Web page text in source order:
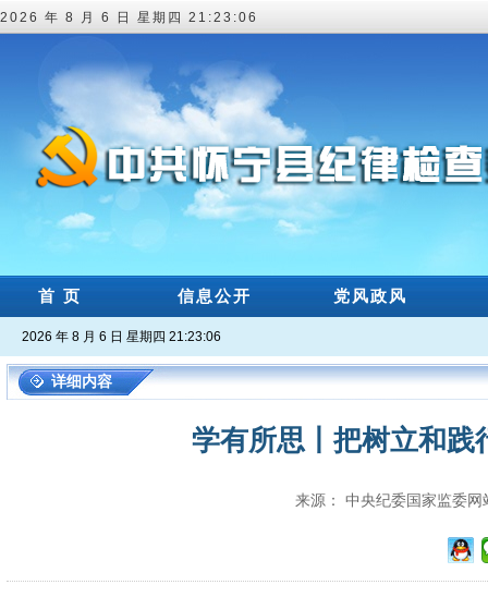
2026 年 8 月 6 日 星期四 21:23:07
首 页 信息公开 党风政风
2026 年 8 月 6 日 星期四 21:23:07
详细内容
学有所思丨把树立和践
来源： 中央纪委国家监委